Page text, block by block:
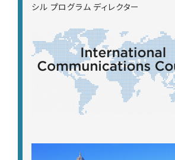
シル プログラム ディレクター